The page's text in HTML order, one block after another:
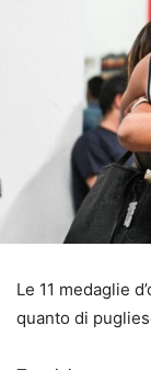
Le 11 medaglie
quanto di